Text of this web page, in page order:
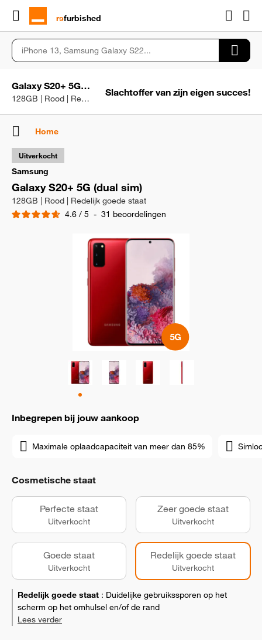
rɘfurbished
Galaxy S20+ 5G (dual sim)
128GB | Rood | Redelijk goede staat
Slachtoffer van zijn eigen succes!
Home
Samsung
Galaxy S20+ 5G (dual sim)
128GB | Rood | Redelijk goede staat
4.6 / 5 - 31 beoordelingen
Uitverkocht
Inbegrepen bij jouw aankoop
Maximale oplaadcapaciteit van meer dan 85%
Cosmetische staat
Perfecte staat
Uitverkocht
Zeer goede staat
Uitverkocht
Goede staat
Uitverkocht
Redelijk goede staat
Uitverkocht
Redelijk goede staat : Duidelijke gebruikssporen op het
scherm op het omhulsel en/of de rand
Lees verder